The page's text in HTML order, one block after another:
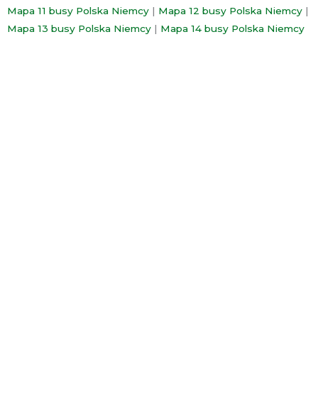
Mapa 11 busy Polska Niemcy | Mapa 12 busy Polska Niemcy |
Mapa 13 busy Polska Niemcy | Mapa 14 busy Polska Niemcy